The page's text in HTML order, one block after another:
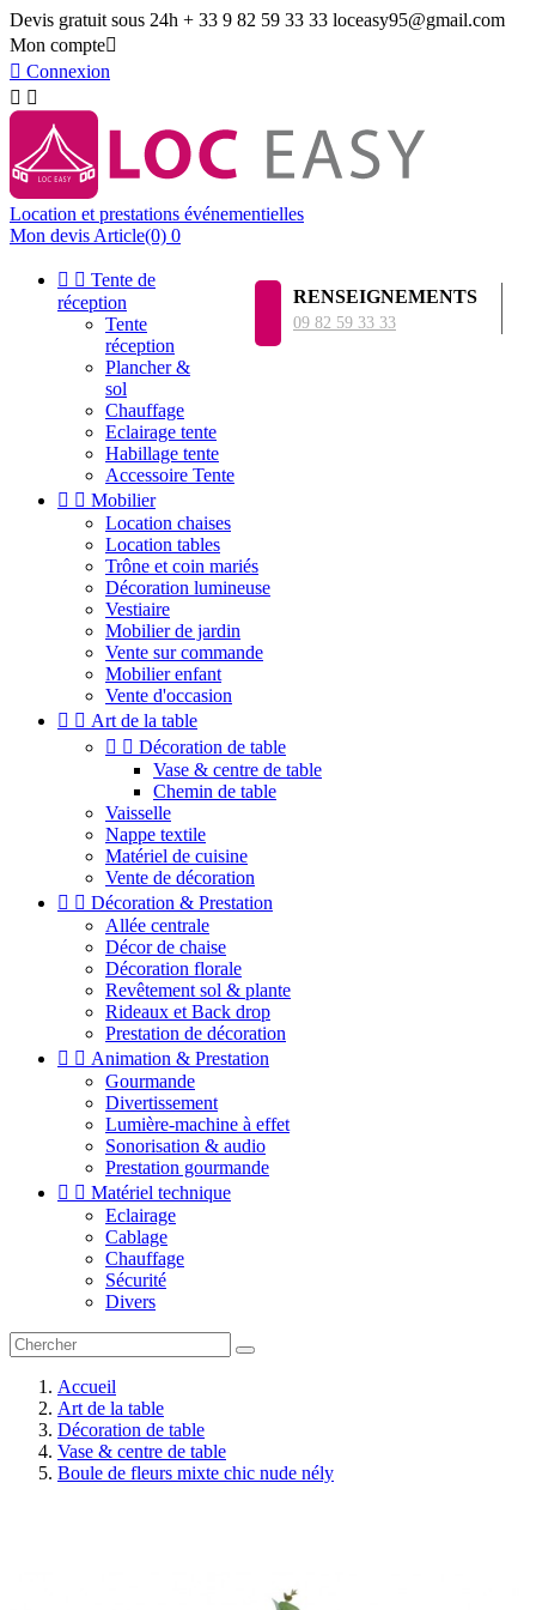
Devis gratuit sous 24h + 33 9 82 59 33 33 loceasy95@gmail.com
Mon compte
 Connexion
 
Location et prestations événementielles
Mon devis Article(0) 0
RENSEIGNEMENTS
09 82 59 33 33
  Tente de
réception
Tente
réception
Plancher &
sol
Chauffage
Eclairage tente
Habillage tente
Accessoire Tente
  Mobilier
Location chaises
Location tables
Trône et coin mariés
Décoration lumineuse
Vestiaire
Mobilier de jardin
Vente sur commande
Mobilier enfant
Vente d'occasion
  Art de la table
  Décoration de table
Vase & centre de table
Chemin de table
Vaisselle
Nappe textile
Matériel de cuisine
Vente de décoration
  Décoration & Prestation
Allée centrale
Décor de chaise
Décoration florale
Revêtement sol & plante
Rideaux et Back drop
Prestation de décoration
  Animation & Prestation
Gourmande
Divertissement
Lumière-machine à effet
Sonorisation & audio
Prestation gourmande
  Matériel technique
Eclairage
Cablage
Chauffage
Sécurité
Divers
Accueil
Art de la table
Décoration de table
Vase & centre de table
Boule de fleurs mixte chic nude nély